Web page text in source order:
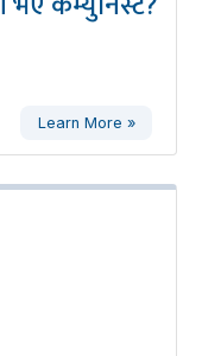
Learn More »